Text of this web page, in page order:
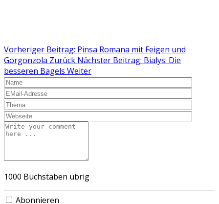
Vorheriger Beitrag: Pinsa Romana mit Feigen und
Gorgonzola Zurück Nächster Beitrag: Bialys: Die
besseren Bagels Weiter
1000 Buchstaben übrig
Abonnieren